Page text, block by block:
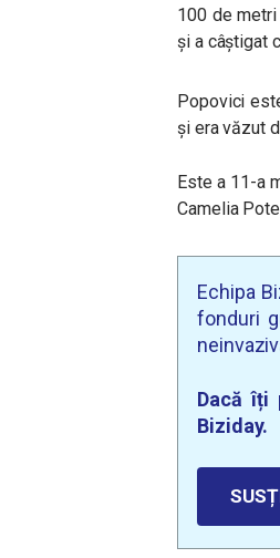
100 de
și a câștigat
Popovici
și era văzut
Este a 11-a
Camelia
Echipa
fonduri
Dacă îți
Biziday.